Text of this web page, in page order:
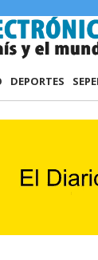
DEPORTES